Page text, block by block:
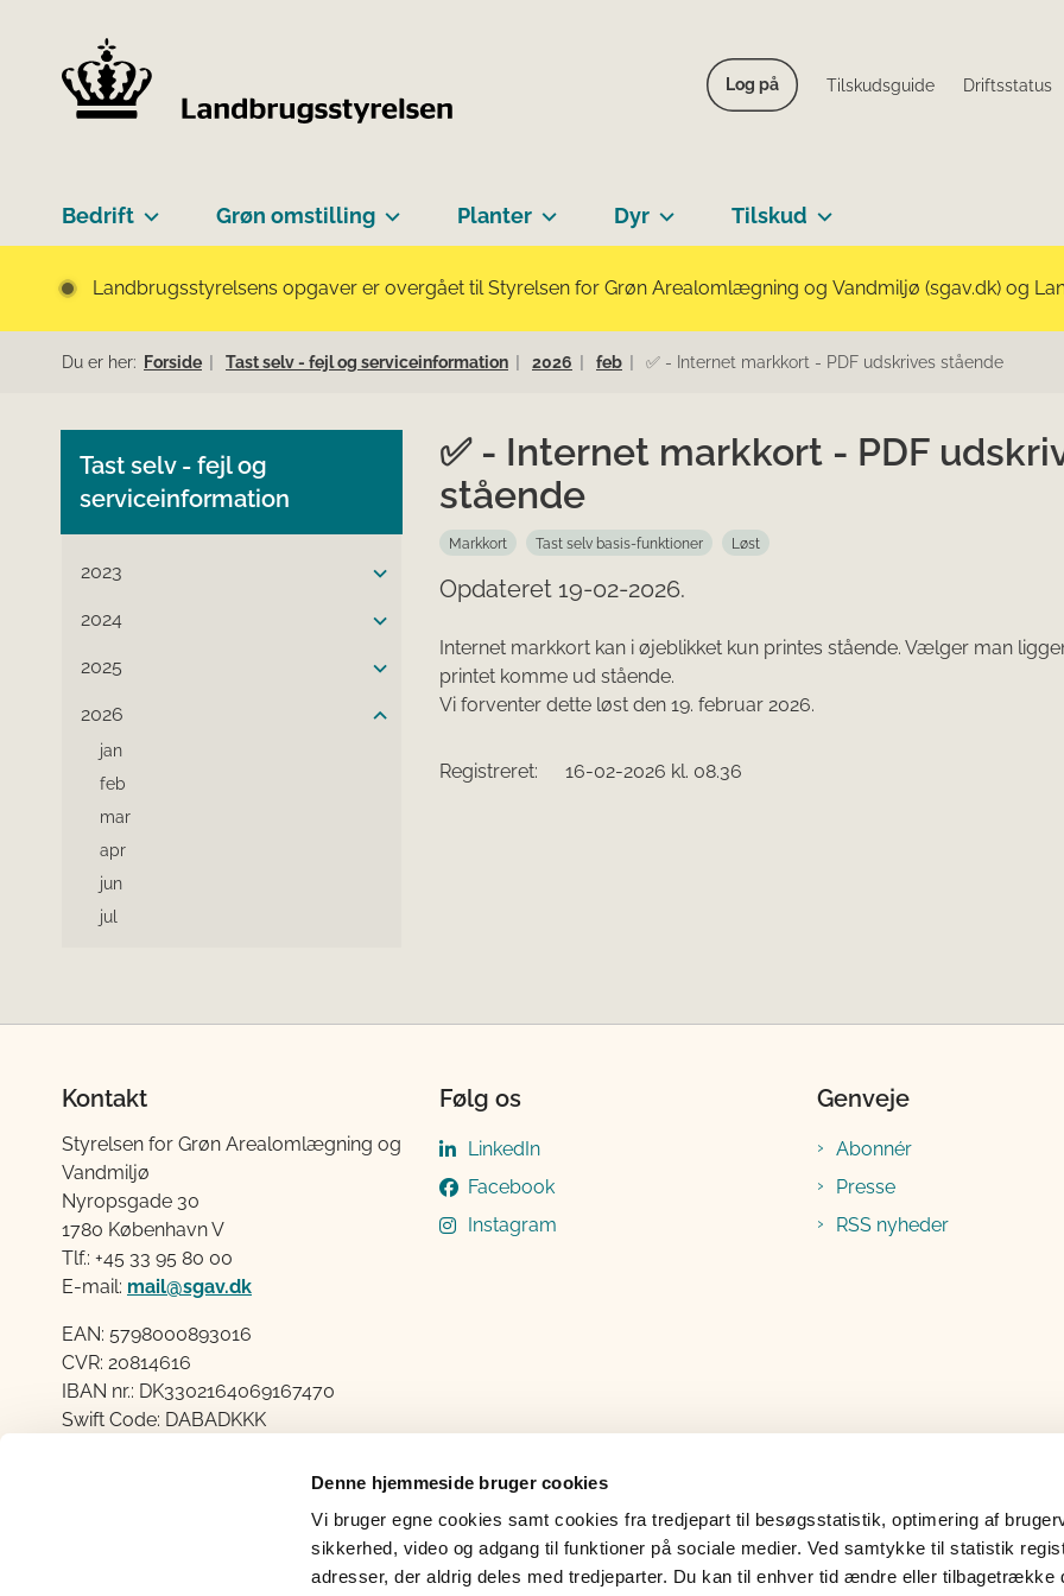
Denne hjemmeside bruger cookies
Vi bruger egne cookies samt cookies fra tredjepart til besøgsstatistik, optimering af
sikkerhed, video og adgang til funktioner på sociale medier. Ved samtykke til statistik
adresser, der aldrig deles med tredjeparter. Du kan til enhver tid ændre eller tilbagetrække
Log på Tilskudsguide Driftsstatus
Bedrift Grøn omstilling Planter Dyr Tilskud
Landbrugsstyrelsens opgaver er overgået til Styrelsen for Grøn Arealomlægning og Vandmiljø (sgav.dk) og
Du er her: Forside Tast selv - fejl og serviceinformation 2026 feb ✅ - Internet markkort - PDF udskrives stående
Tast selv - fejl og
serviceinformation
2023
2024
2025
2026
jan
feb
mar
apr
jun
jul
✅ - Internet markkort - PDF
stående
Markkort Tast selv basis-funktioner Løst
Opdateret 19-02-2026.
Internet markkort kan i øjeblikket kun printes stående. Vælger man
printet komme ud stående.
Vi forventer dette løst den 19. februar 2026.
Registreret: 16-02-2026 kl. 08.36
Kontakt
Styrelsen for Grøn Arealomlægning og
Vandmiljø
Nyropsgade 30
1780 København V
Tlf.: +45 33 95 80 00
E-mail: mail@sgav.dk
EAN: 5798000893016
CVR: 20814616
IBAN nr.: DK3302164069167470
Swift Code: DABADKKK
Mandag – Torsdag fra 08.30 – 15.00
Følg os
LinkedIn
Facebook
Instagram
Genveje
Abonnér
Presse
RSS nyheder